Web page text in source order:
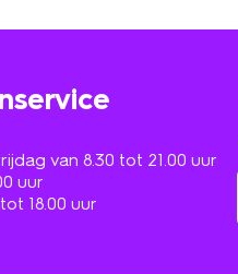
van 8.30 tot 21.00 uur
uur
18.00 uur